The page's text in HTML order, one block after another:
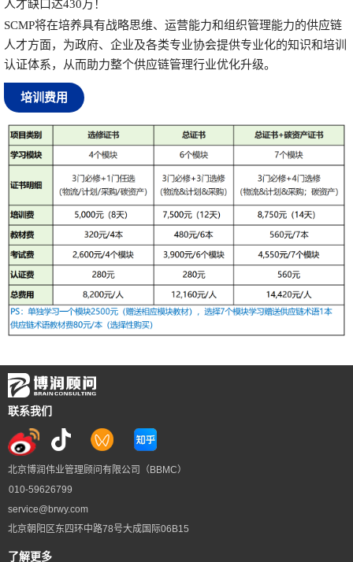
人才缺口达430万！
SCMP将在培养具有战略思维、运营能力和组织管理能力的供应链
人才方面，为政府、企业及各类专业协会提供专业化的知识和培训
认证体系，从而助力整个供应链管理行业优化升级。
培训费用
联系我们
北京博润伟业管理顾问有限公司（BBMC）
010-59626799
service@brwy.com
北京朝阳区东四环中路78号大成国际06B15
了解更多